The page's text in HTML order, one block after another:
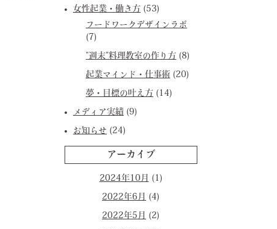
女性起業・働き方 (53)
フードワークデザインラボ
(7)
”週末”料理教室の作り方 (8)
起業マインド・仕事術 (20)
夢・目標の叶え方 (14)
メディア実績 (9)
お知らせ (24)
アーカイブ
2024年10月 (1)
2022年6月 (4)
2022年5月 (2)